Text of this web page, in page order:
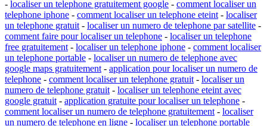
- localiser un telephone gratuitement google - comment localiser un
telephone iphone - comment localiser un telephone eteint - localiser
un telephone gratuit - localiser un numero de telephone par satellite -
comment faire pour localiser un telephone - localiser un telephone
free gratuitement - localiser un telephone iphone - comment localiser
un telephone portable - localiser un numero de telephone avec
google maps gratuitement - application pour localiser un numero de
telephone - comment localiser un telephone gratuit - localiser un
numero de telephone gratuit - localiser un telephone eteint avec
google gratuit - application gratuite pour localiser un telephone -
comment localiser un numero de telephone gratuitement - localiser
un numero de telephone en ligne - localiser un telephone portable